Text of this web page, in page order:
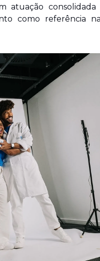
atuação
como referência